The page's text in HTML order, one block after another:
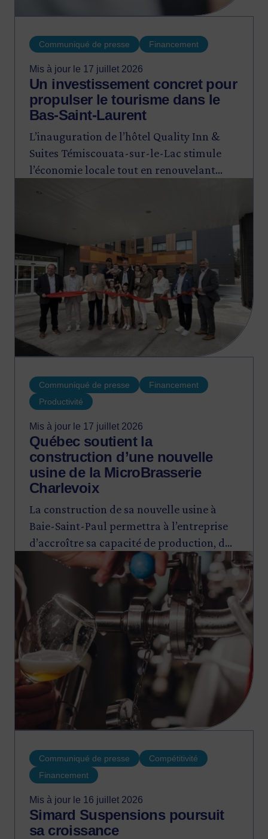
Communiqué de presse Financement
Mis à jour le 17 juillet 2026
Un investissement concret pour
propulser le tourisme dans le
Bas-Saint-Laurent
L’inauguration de l’hôtel Quality Inn &
Suites Témiscouata-sur-le-Lac stimule
l’économie locale tout en renouvelant
Communiqué de presse
Financement
Productivité
Mis à jour le 17 juillet 2026
Québec soutient la
construction d’une nouvelle
usine de la MicroBrasserie
Charlevoix
La construction de sa nouvelle usine à
Baie-Saint-Paul permettra à l’entreprise
d’accroître sa capacité de production, de
diversifier son offre de produits et services
et de poursuivre sa croissance.
Image
Communiqué de presse
Compétitivité
Financement
Mis à jour le 16 juillet 2026
Simard Suspensions poursuit
sa croissance